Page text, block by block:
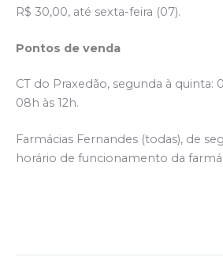
R$ 30,00, até sexta-feira (07).
Pontos de venda
CT do Praxedão, segunda à quinta:
08h às 12h.
Farmácias Fernandes (todas), de
horário de funcionamento da